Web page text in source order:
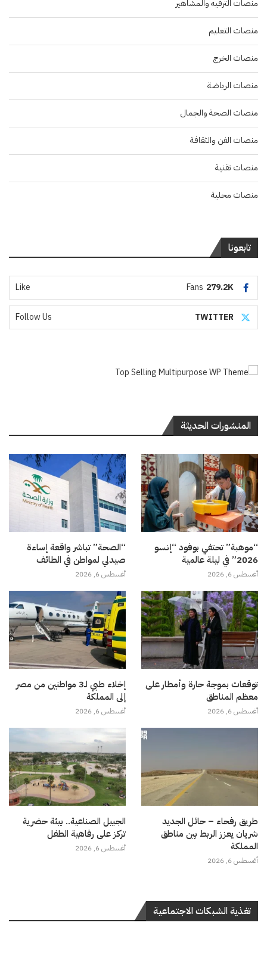
منصات الترفيه والمشاهير
منصات التعليم
منصات الخرج
منصات الرياضة
منصات الصحة والجمال
منصات الفن والثقافة
منصات تقنية
منصات محلية
تابعونا
279.2K
Fans
Like
TWITTER
Follow Us
المنشورات الحديثة
“موهبة” تحتفي بوفود “إنسو
2026” في ليلة عالمية
أغسطس 6, 2026
“الصحة” تباشر واقعة إساءة
صيدلي لمواطن في الطائف
أغسطس 6, 2026
توقعات بموجة حارة وأمطار على
معظم المناطق
أغسطس 6, 2026
إخلاء طبي لـ3 مواطنين من مصر
إلى المملكة
أغسطس 6, 2026
طريق رفحاء – حائل الجديد
شريان يعزز الربط بين مناطق
المملكة
أغسطس 6, 2026
الجبيل الصناعية.. بيئة حضرية
تركز على رفاهية الطفل
أغسطس 6, 2026
تغذية الشبكات الاجتماعية